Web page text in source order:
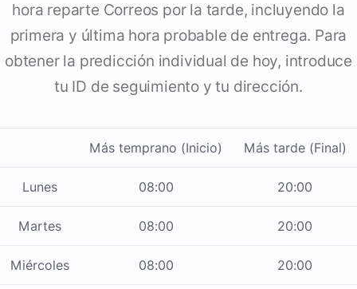
hora reparte Correos por la tarde, incluyendo la
primera y última hora probable de entrega. Para
obtener la predicción individual de hoy, introduce
tu ID de seguimiento y tu dirección.
Más temprano (Inicio) Más tarde (Final)
Lunes 08:00 20:00
Martes 08:00 20:00
Miércoles 08:00 20:00